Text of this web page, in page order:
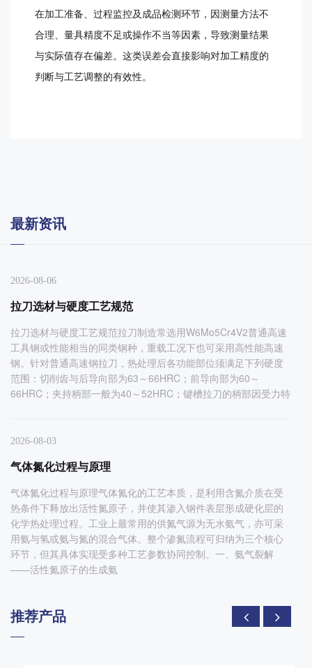
在加工准备、过程监控及成品检测环节，因测量方法不
合理、量具精度不足或操作不当等因素，导致测量结果
与实际值存在偏差。这类误差会直接影响对加工精度的
判断与工艺调整的有效性。
最新资讯
2026-08-06
拉刀选材与硬度工艺规范
拉刀选材与硬度工艺规范拉刀制造常选用W6Mo5Cr4V2普通高速
工具钢或性能相当的同类钢种，重载工况下也可采用高性能高速
钢。针对普通高速钢拉刀，热处理后各功能部位须满足下列硬度
范围：切削齿与后导向部为63～66HRC；前导向部为60～
66HRC；夹持柄部一般为40～52HRC；键槽拉刀的柄部因受力特
2026-08-03
气体氮化过程与原理
气体氮化过程与原理气体氮化的工艺本质，是利用含氮介质在受
热条件下释放出活性氮原子，并使其渗入钢件表层形成硬化层的
化学热处理过程。工业上最常用的供氮气源为无水氨气，亦可采
用氨与氢或氨与氮的混合气体。整个渗氮流程可归纳为三个核心
环节，但其具体实现受多种工艺参数协同控制。一、氨气裂解
——活性氮原子的生成氨
推荐产品